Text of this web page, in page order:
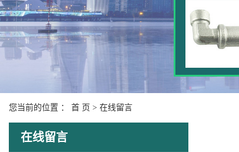
您当前的位置 ： 首 页 > 在线留言
在线留言